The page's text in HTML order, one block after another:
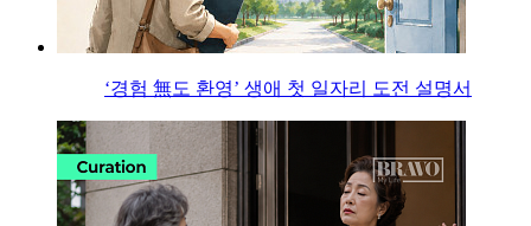
‘경험 無도 환영’ 생애 첫 일자리 도전 설명서